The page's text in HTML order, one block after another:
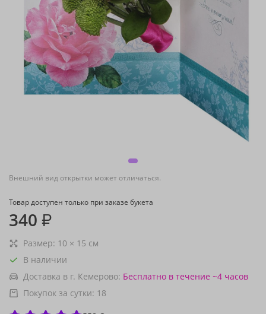
Внешний вид открытки может отличаться.
Товар доступен только при заказе букета
340 ₽
Размер: 10 × 15 см
В наличии
Доставка в г. Кемерово: Бесплатно в течение ~4 часов
Покупок за сутки: 18